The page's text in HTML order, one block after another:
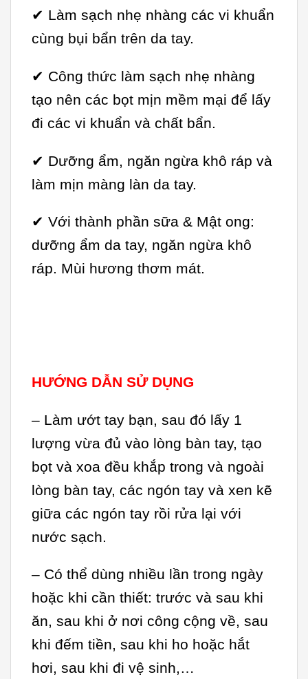
✔ Làm sạch nhẹ nhàng các vi khuẩn
cùng bụi bẩn trên da tay.
✔ Công thức làm sạch nhẹ nhàng
tạo nên các bọt mịn mềm mại để lấy
đi các vi khuẩn và chất bẩn.
✔ Dưỡng ẩm, ngăn ngừa khô ráp và
làm mịn màng làn da tay.
✔ Với thành phần sữa & Mật ong:
dưỡng ẩm da tay, ngăn ngừa khô
ráp. Mùi hương thơm mát.
HƯỚNG DẪN SỬ DỤNG
– Làm ướt tay bạn, sau đó lấy 1
lượng vừa đủ vào lòng bàn tay, tạo
bọt và xoa đều khắp trong và ngoài
lòng bàn tay, các ngón tay và xen kẽ
giữa các ngón tay rồi rửa lại với
nước sạch.
– Có thể dùng nhiều lần trong ngày
hoặc khi cần thiết: trước và sau khi
ăn, sau khi ở nơi công cộng về, sau
khi đếm tiền, sau khi ho hoặc hắt
hơi, sau khi đi vệ sinh,…